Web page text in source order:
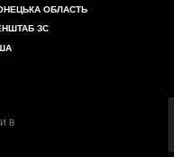
ОБЛАСТЬ
ЗС
в